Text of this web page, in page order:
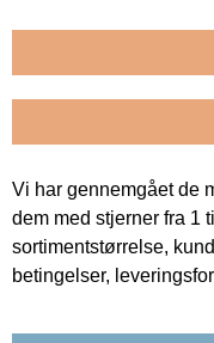
Vi har gennemgået de
dem med stjerner fra 1
sortimentstørrelse,
betingelser,